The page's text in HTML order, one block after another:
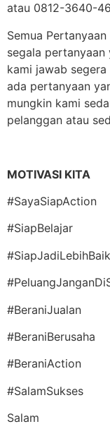
atau 0812-3640-
Semua
segala
kami jawab
ada pertanyaan
mungkin kami
pelanggan atau
MOTIVASI KITA
#SayaSiapAction
#SiapBelajar
#SiapJadiLebihBaik
#BeraniJualan
#BeraniBerusaha
#BeraniAction
#SalamSukses
Salam